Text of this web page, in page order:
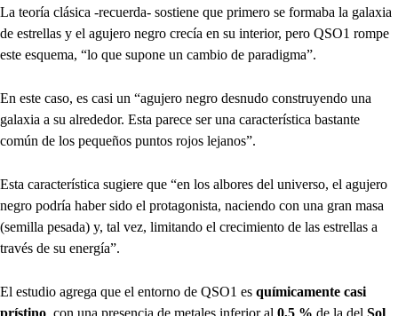
La teoría clásica -recuerda- sostiene que primero se formaba la galaxia
de estrellas y el agujero negro crecía en su interior, pero QSO1 rompe
este esquema, “lo que supone un cambio de paradigma”.
En este caso, es casi un “agujero negro desnudo construyendo una
galaxia a su alrededor. Esta parece ser una característica bastante
común de los pequeños puntos rojos lejanos”.
Esta característica sugiere que “en los albores del universo, el agujero
negro podría haber sido el protagonista, naciendo con una gran masa
(semilla pesada) y, tal vez, limitando el crecimiento de las estrellas a
través de su energía”.
El estudio agrega que el entorno de QSO1 es químicamente casi